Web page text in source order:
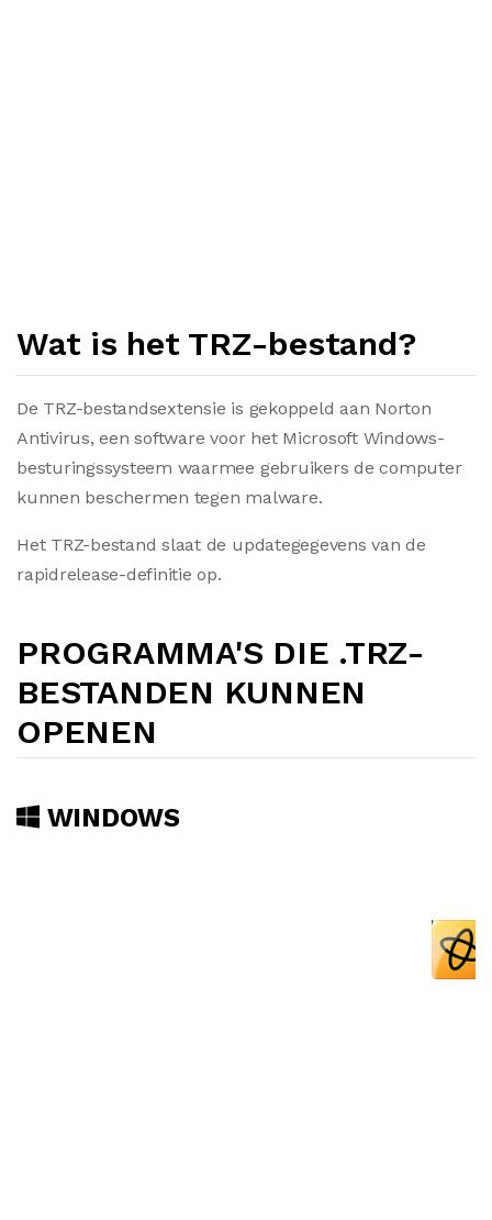
Wat is het TRZ-bestand?
De TRZ-bestandsextensie is gekoppeld aan Norton
Antivirus, een software voor het Microsoft Windows-
besturingssysteem waarmee gebruikers de computer
kunnen beschermen tegen malware.
Het TRZ-bestand slaat de updategegevens van de
rapidrelease-definitie op.
PROGRAMMA'S DIE .TRZ-
BESTANDEN KUNNEN
OPENEN
WINDOWS